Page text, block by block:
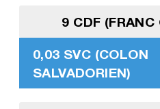
9 CDF
0,03 SVC (COLON
SALVADORIEN)